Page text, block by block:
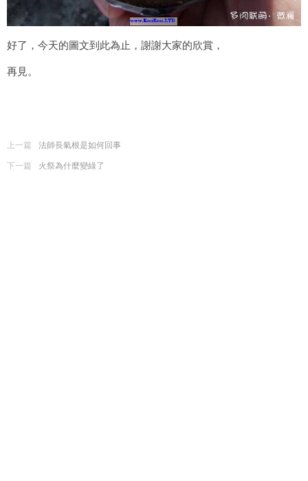
好了，今天的圖文到此為止，謝謝大家的欣賞，
再見。
上一篇
法師長氣根是如何回事
下一篇
火祭為什麼變綠了